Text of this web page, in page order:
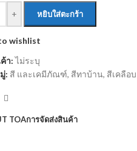
+ หยิบใส่ตะกร้า
wishlist
า:ไม่ระบุ
: สี และเคมีภัณฑ์, สีทาบ้าน, สีเคลือ
TOAการจัดส่งสินค้า